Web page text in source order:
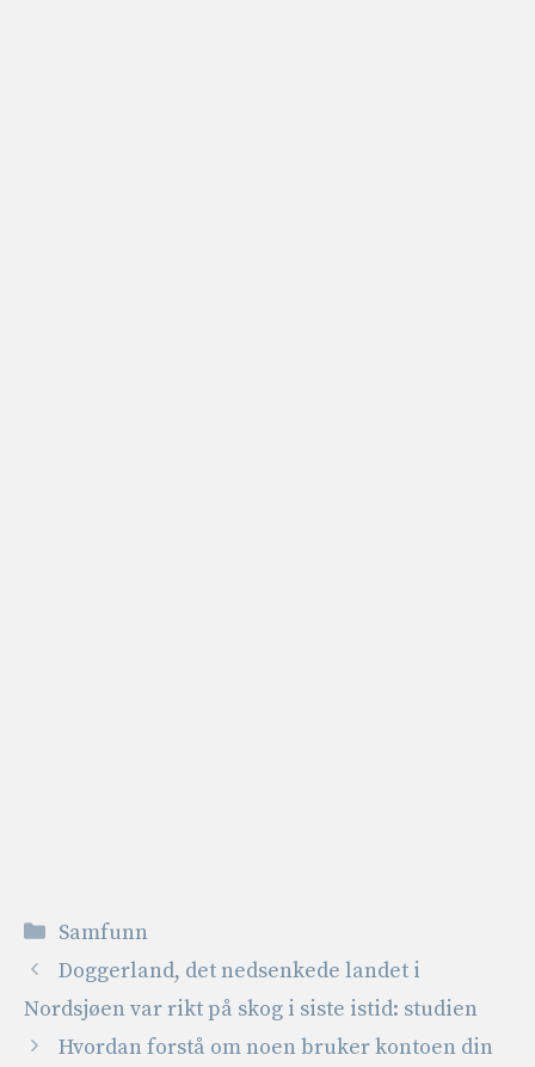
Kategorier
Samfunn
Doggerland, det nedsenkede landet i
Nordsjøen var rikt på skog i siste istid: studien
Hvordan forstå om noen bruker kontoen din